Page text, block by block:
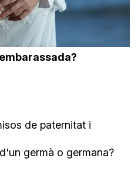
de paternitat i
germà o germana?